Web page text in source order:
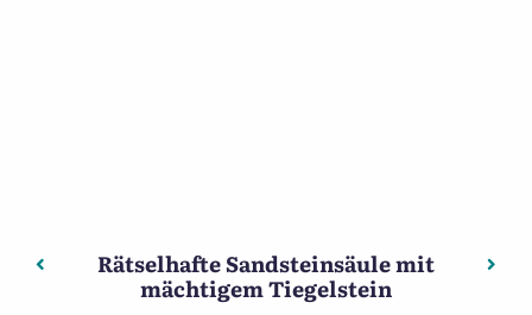
Beitragsnavigation
Vorheriger: Bischofsheim (J.H. Zürner, 1792, Ausschnitt)
Rätselhafte Sandsteinsäule mit
mächtigem Tiegelstein